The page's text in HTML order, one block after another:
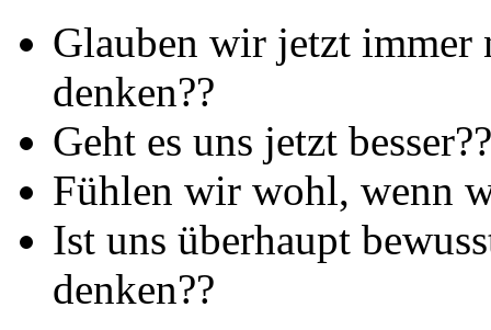
Glauben wir jetzt immer
denken??
Geht es uns jetzt besser??
Fühlen wir wohl, wenn
Ist uns überhaupt
denken??